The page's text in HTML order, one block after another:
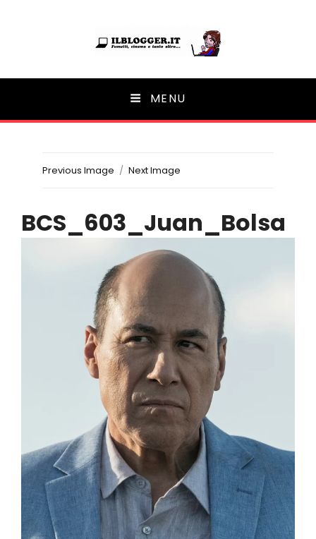
Ilblogger.it
Il portalino di blog | MENU
Previous Image Next Image
BCS_603_Juan_Bolsa